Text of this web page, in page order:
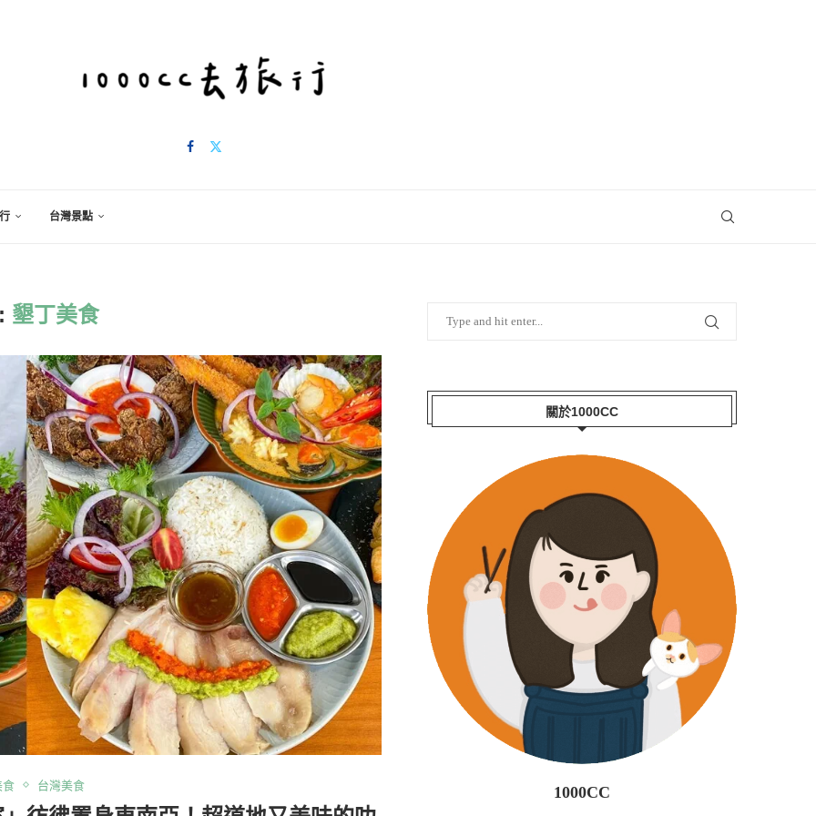
台灣景點
墾丁美食
食 台灣美食
關於1000CC
1000CC